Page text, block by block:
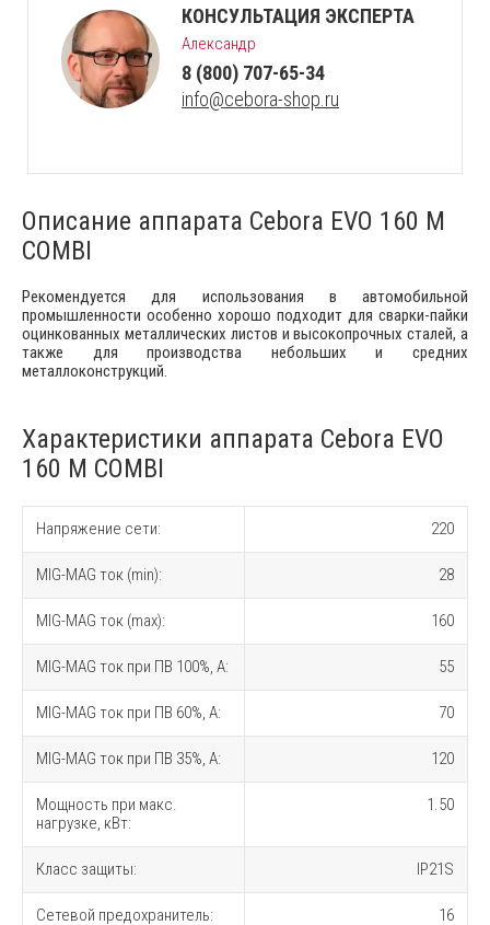
КОНСУЛЬТАЦИЯ ЭКСПЕРТА
Александр
8 (800) 707-65-34
info@cebora-shop.ru
Описание аппарата Cebora EVO 160 M
COMBI
Рекомендуется для использования в автомобильной
промышленности особенно хорошо подходит для сварки-пайки
оцинкованных металлических листов и высокопрочных сталей, а
также для производства небольших и средних
металлоконструкций.
Характеристики аппарата Cebora EVO
160 M COMBI
Напряжение сети: 220
MIG-MAG ток (min): 28
MIG-MAG ток (max): 160
MIG-MAG ток при ПВ 100%, A: 55
MIG-MAG ток при ПВ 60%, A: 70
MIG-MAG ток при ПВ 35%, A: 120
Мощность при макс.
нагрузке, кВт:
1.50
Класс защиты: IP21S
Сетевой предохранитель: 16